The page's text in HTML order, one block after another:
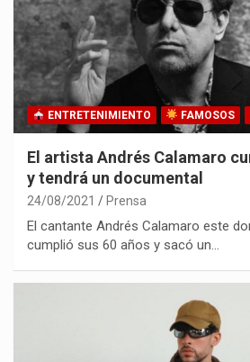
ENTRETENIMIENTO FAMOSOS
El artista Andrés Calamaro
y tendrá un documental
24/08/2021 Prensa
El cantante Andrés Calamaro este
cumplió sus 60 años y sacó un…